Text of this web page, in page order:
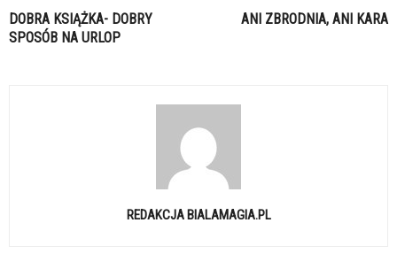
DOBRA KSIĄŻKA- DOBRY
SPOSÓB NA URLOP
ANI ZBRODNIA, ANI KARA
REDAKCJA BIALAMAGIA.PL